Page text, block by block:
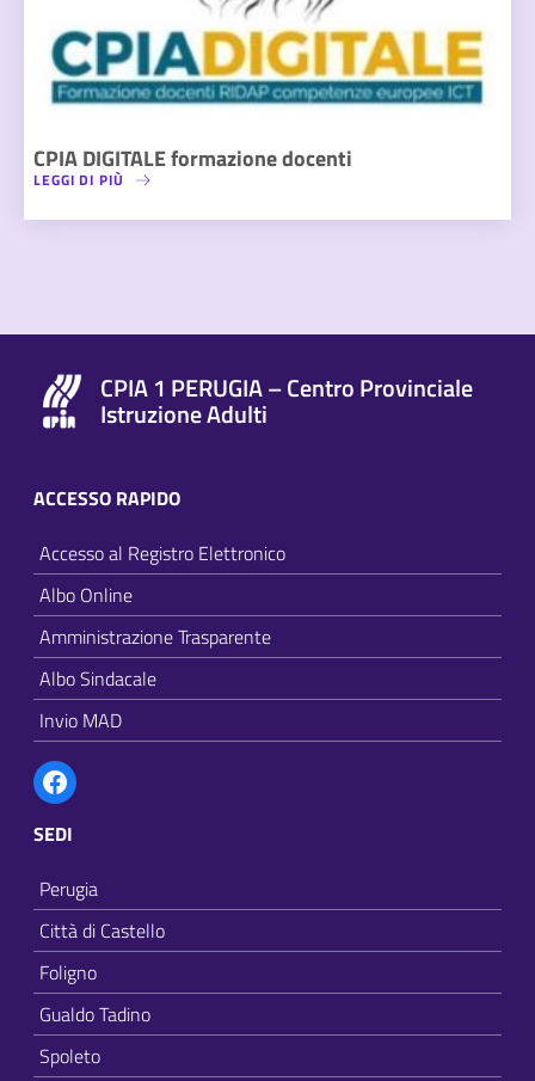
CPIA DIGITALE formazione docenti
LEGGI DI PIÙ
CPIA 1 PERUGIA – Centro Provinciale
Istruzione Adulti
ACCESSO RAPIDO
Accesso al Registro Elettronico
Albo Online
Amministrazione Trasparente
Albo Sindacale
Invio MAD
Facebook
SEDI
Perugia
Città di Castello
Foligno
Gualdo Tadino
Spoleto